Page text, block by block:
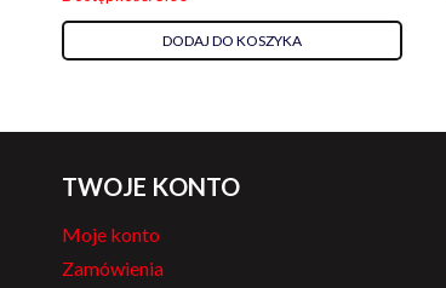
DODAJ DO KOSZYKA
TWOJE KONTO
Moje konto
Zamówienia